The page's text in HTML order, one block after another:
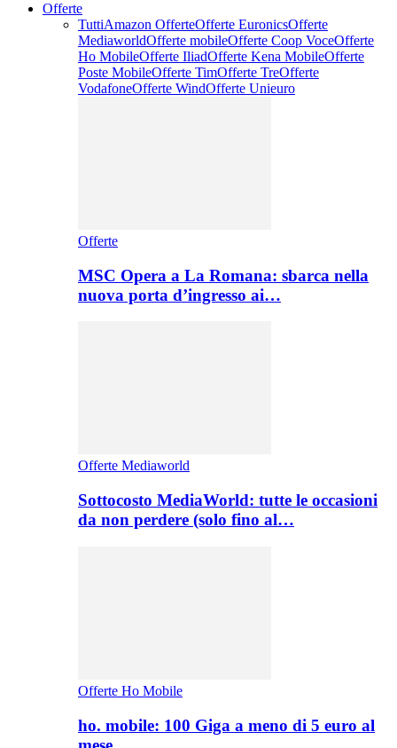
Offerte
TuttiAmazon OfferteOfferte EuronicsOfferte
MediaworldOfferte mobileOfferte Coop VoceOfferte
Ho MobileOfferte IliadOfferte Kena MobileOfferte
Poste MobileOfferte TimOfferte TreOfferte
VodafoneOfferte WindOfferte Unieuro
Offerte
MSC Opera a La Romana: sbarca nella
nuova porta d’ingresso ai…
Offerte Mediaworld
Sottocosto MediaWorld: tutte le occasioni
da non perdere (solo fino al…
Offerte Ho Mobile
ho. mobile: 100 Giga a meno di 5 euro al